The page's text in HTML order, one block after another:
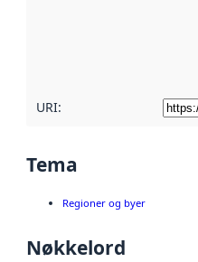
URI:
Tema
Regioner og byer
Nøkkelord